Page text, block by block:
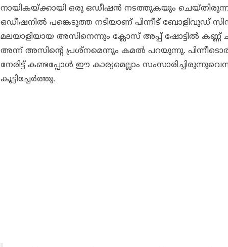
നായികയ്ക്കായി ഒരു ഒഡീഷൻ നടത്തുകയും
ഒഡീഷനിൽ പങ്കെടുത്ത നടിയാണ് പിന്നീട് ബോളിവുഡ്
മലയാളിയായ അസിനെന്നും ക്ലോസ് അപ്പ് ഷോട്ടിൽ കണ്ണ്
അന്ന് അസിന്റെ പ്രശ്നമെന്നും കമൽ പറയുന്നു.
നേരിട്ട് കണ്ടപ്പോൾ ഈ കാര്യമെല്ലാം
കൂട്ടിച്ചേർത്തു.